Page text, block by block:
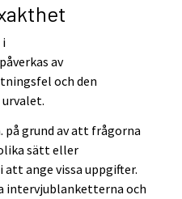
i
av
och den
grund av att frågorna
sätt eller
ange vissa uppgifter.
intervjublanketterna och